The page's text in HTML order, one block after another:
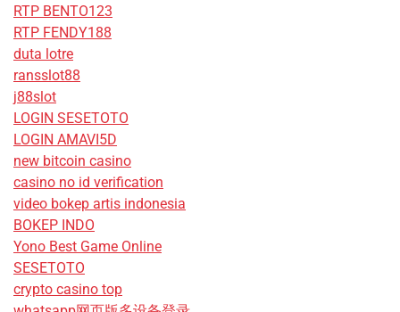
RTP BENTO123
RTP FENDY188
duta lotre
ransslot88
j88slot
LOGIN SESETOTO
LOGIN AMAVI5D
new bitcoin casino
casino no id verification
video bokep artis indonesia
BOKEP INDO
Yono Best Game Online
SESETOTO
crypto casino top